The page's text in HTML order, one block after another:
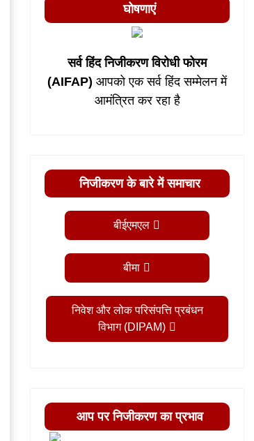
घोषणाएं
सर्व हिंद निजीकरण विरोधी फोरम
(AIFAP) आपको एक सर्व हिंद सम्मेलन में
आमंत्रित कर रहा है
निजीकरण के बारे में समाचार
बीईएमएल
बीमा
निवेश और लोक परिसंपत्ति प्रबंधन
विभाग (DIPAM)
आप पर निजीकरण का प्रभाव